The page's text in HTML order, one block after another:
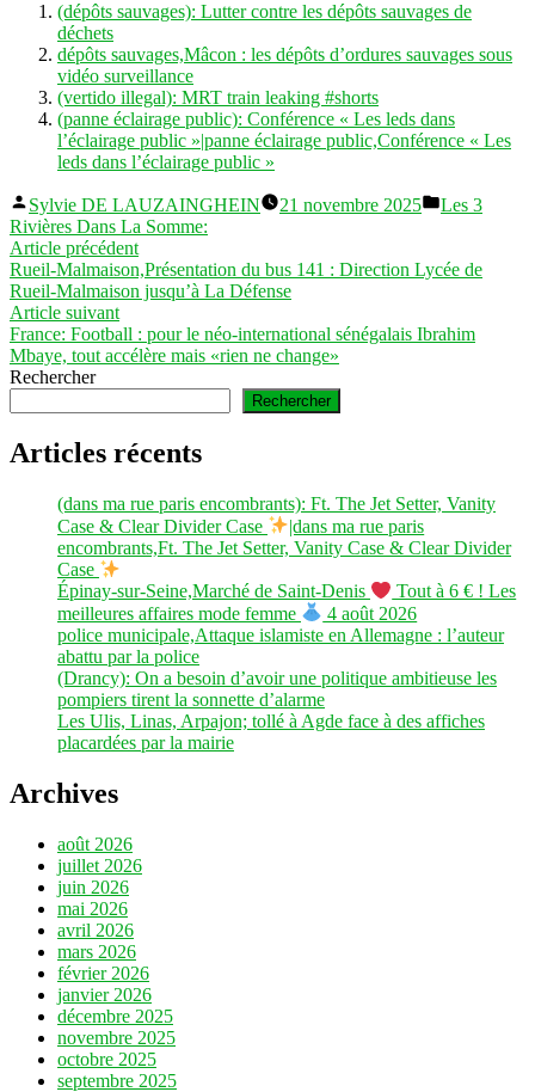
(dépôts sauvages): Lutter contre les dépôts sauvages de
déchets
dépôts sauvages,Mâcon : les dépôts d’ordures sauvages sous
vidéo surveillance
(vertido illegal): MRT train leaking #shorts
(panne éclairage public): Conférence « Les leds dans
l’éclairage public »|panne éclairage public,Conférence « Les
leds dans l’éclairage public »
Publié
par
Sylvie DE LAUZAINGHEIN 21 novembre 2025
Publié
Les 3
Rivières Dans La Somme:
Navigation
de
l’article
Article précédentArticle
précédent :
Rueil-Malmaison,Présentation du bus 141 : Direction Lycée de
Rueil-Malmaison jusqu’à La Défense
Article suivantArticle
suivant :
France: Football : pour le néo-international sénégalais Ibrahim
Mbaye, tout accélère mais «rien ne change»
Rechercher
Rechercher
Articles récents
(dans ma rue paris encombrants): Ft. The Jet Setter, Vanity
Case & Clear Divider Case
|dans ma rue paris
encombrants,Ft. The Jet Setter, Vanity Case & Clear Divider
Case
Épinay-sur-Seine,Marché de Saint-Denis
Tout à 6 € ! Les
meilleures affaires mode femme
4 août 2026
police municipale,Attaque islamiste en Allemagne : l’auteur
abattu par la police
(Drancy): On a besoin d’avoir une politique ambitieuse les
pompiers tirent la sonnette d’alarme
Les Ulis, Linas, Arpajon; tollé à Agde face à des affiches
placardées par la mairie
Archives
août 2026
juillet 2026
juin 2026
mai 2026
avril 2026
mars 2026
février 2026
janvier 2026
décembre 2025
novembre 2025
octobre 2025
septembre 2025